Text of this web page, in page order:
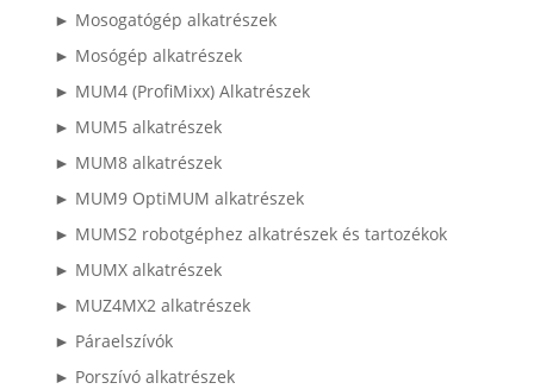
► Mosogatógép alkatrészek
► Mosógép alkatrészek
► MUM4 (ProfiMixx) Alkatrészek
► MUM5 alkatrészek
► MUM8 alkatrészek
► MUM9 OptiMUM alkatrészek
► MUMS2 robotgéphez alkatrészek és tartozékok
► MUMX alkatrészek
► MUZ4MX2 alkatrészek
► Páraelszívók
► Porszívó alkatrészek